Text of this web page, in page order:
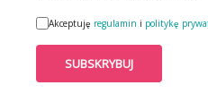
Akceptuję regulamin i politykę